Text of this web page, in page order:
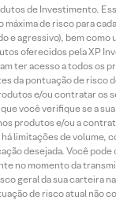
de Investimento.
de risco para
e agressivo), bem como
oferecidos pela XP
ter acesso a todos os
da pontuação de risco
e/ou contratar os
você verifique se a
produtos e/ou a
limitações de volume,
desejada. Você
no momento da
geral da sua carteira
de risco atual não